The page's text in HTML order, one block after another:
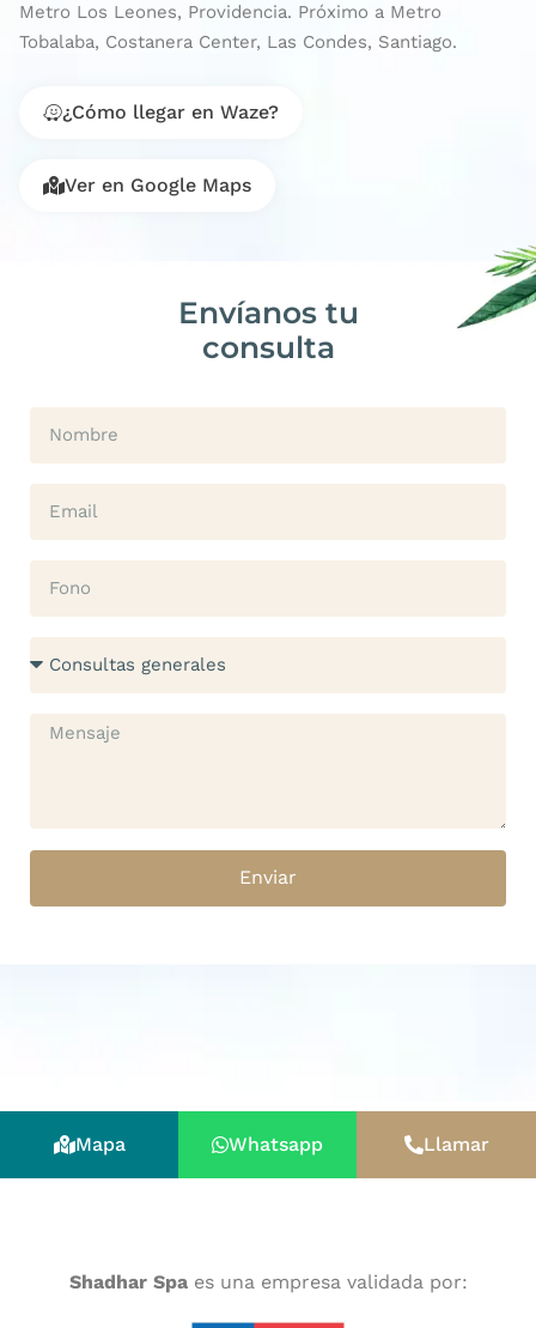
Metro Los Leones, Providencia. Próximo a Metro
Tobalaba, Costanera Center, Las Condes, Santiago.
¿Cómo llegar en Waze?
Ver en Google Maps
Envíanos tu
consulta
Enviar
Mapa Whatsapp Llamar
Shadhar Spaes una empresa validada por: